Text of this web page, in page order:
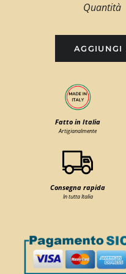
Quantità
AGGIUNGI
Fatto in Italia
Artigianalmente
Consegna rapida
In tutta Italia